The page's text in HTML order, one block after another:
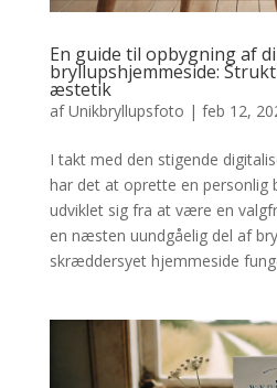
En guide til opbygning af
bryllupshjemmeside:
æstetik
afUnikbryllupsfoto | feb 12,
I takt med den stigende
har det at oprette en personlig
udviklet sig fra at være en
en næsten uundgåelig del af
skræddersyet hjemmeside